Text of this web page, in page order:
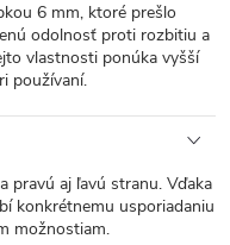
6 mm, ktoré prešlo
odolnosť proti rozbitiu a
vlastnosti ponúka vyšší
používaní.
pravú aj ľavú stranu. Vďaka
konkrétnemu usporiadaniu
možnostiam.